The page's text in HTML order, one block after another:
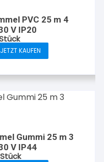
PVC 25 m 4
V IP20
JETZT KAUFEN
Gummi 25 m 3
V IP44